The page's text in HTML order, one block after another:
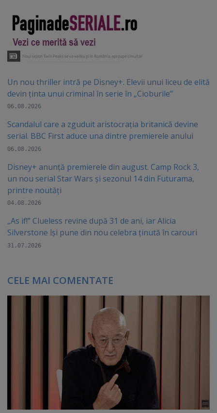
Un nou thriller intră pe Disney+. Elevii unui liceu de elită
devin ținta unui criminal în serie în „Cioburile”
06.08.2026
Scandalul care a zguduit aristocrația britanică devine
serial. BBC First aduce una dintre premierele anului
06.08.2026
Disney+ anunță premierele din august. Camp Rock 3,
un nou serial Star Wars și sezonul 14 din Futurama,
printre noutăți
04.08.2026
„As if!” Clueless revine după 31 de ani, iar Alicia
Silverstone își pune din nou celebra ținută în carouri
31.07.2026
CELE MAI COMENTATE